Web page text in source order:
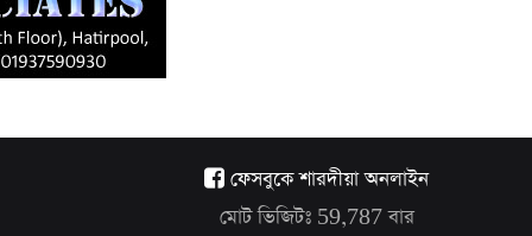
ফেসবুকে শারদীয়া অনলাইন
মোট ভিজিটঃ 59,787বার